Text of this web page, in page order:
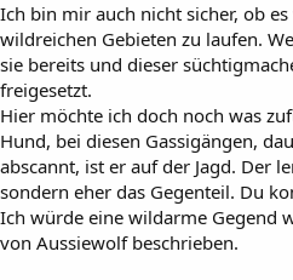
Ich bin mir auch nicht sicher, ob
wildreichen Gebieten zu laufen.
sie bereits und dieser
freigesetzt.
Hier möchte ich doch noch was
Hund, bei diesen Gassigängen,
abscannt, ist er auf der Jagd. Der
sondern eher das Gegenteil. Du
Ich würde eine wildarme Gegend
von Aussiewolf beschrieben.